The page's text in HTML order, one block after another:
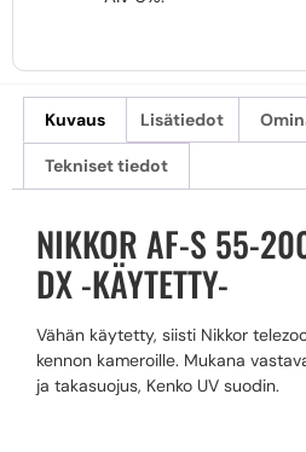
Kuvaus Lisätiedot
Tekniset tiedot
NIKKOR AF-S 55-
DX -KÄYTETTY-
Vähän käytetty, siisti Nikkor
kennon kameroille. Mukana
ja takasuojus, Kenko UV suodin.